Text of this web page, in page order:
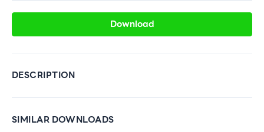
Download
DESCRIPTION
SIMILAR DOWNLOADS